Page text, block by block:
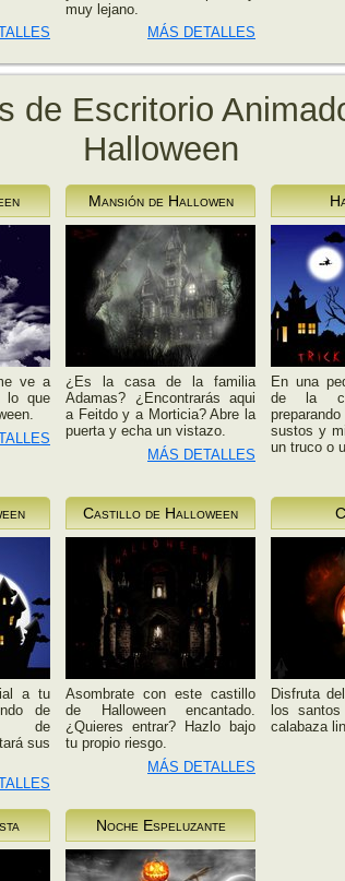
muy lejano.
MÁS DETALLES
de Escritorio
Halloween
ve a
lo que
Mansión de Hallowen
¿Es la casa de la familia
Adamas? ¿Encontrarás aqui
a Feitdo y a Morticia? Abre la
puerta y echa un vistazo.
MÁS DETALLES
En una
de la
sustos y
un truco o
a tu
de
de
sus
Castillo de Halloween
Asombrate con este castillo
de Halloween encantado.
¿Quieres entrar? Hazlo bajo
tu propio riesgo.
MÁS DETALLES
Disfruta
los
calabaza
Noche Espeluzante